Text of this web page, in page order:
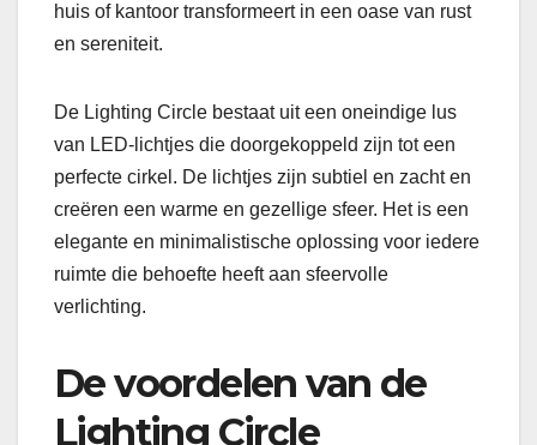
huis of kantoor transformeert in een oase van rust
en sereniteit.
De Lighting Circle bestaat uit een oneindige lus
van LED-lichtjes die doorgekoppeld zijn tot een
perfecte cirkel. De lichtjes zijn subtiel en zacht en
creëren een warme en gezellige sfeer. Het is een
elegante en minimalistische oplossing voor iedere
ruimte die behoefte heeft aan sfeervolle
verlichting.
De voordelen van de
Lighting Circle